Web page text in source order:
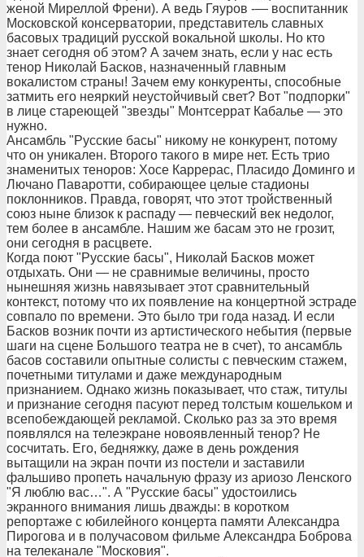
женой Миреллой Френи). А ведь Гяуров -— воспитанник
Московской консерватории, представитель славных
басовых традиций русской вокальной школы. Но кто
знает сегодня об этом? А зачем знать, если у нас есть
тенор Николай Басков, назначенный главным
вокалистом страны! Зачем ему конкуренты, способные
затмить его неяркий неустойчивый свет? Вот "подпорки"
в лице стареющей "звезды" Монтсеррат Кабалье — это
нужно.
Ансамбль "Русские басы" никому не конкурент, потому
что он уникален. Второго такого в мире нет. Есть трио
знаменитых теноров: Хосе Каррерас, Пласидо Доминго и
Лючано Паваротти, собирающее целые стадионы
поклонников. Правда, говорят, что этот тройственный
союз ныне близок к распаду — певческий век недолог,
тем более в ансамбле. Нашим же басам это не грозит,
они сегодня в расцвете.
Когда поют "Русские басы", Николай Басков может
отдыхать. Они — не сравнимые величины, просто
нынешняя жизнь навязывает этот сравнительный
контекст, потому что их появление на концертной эстраде
совпало по времени. Это было три года назад. И если
Басков возник почти из артистического небытия (первые
шаги на сцене Большого театра не в счет), то ансамбль
басов составили опытные солисты с певческим стажем,
почетными титулами и даже международным
признанием. Однако жизнь показывает, что стаж, титулы
и признание сегодня пасуют перед толстым кошельком и
всепобеждающей рекламой. Сколько раз за это время
появлялся на телеэкране новоявленный тенор? Не
сосчитать. Его, бедняжку, даже в день рождения
вытащили на экран почти из постели и заставили
фальшиво пропеть начальную фразу из ариозо Ленского
"Я люблю вас…". А "Русские басы" удостоились
экранного внимания лишь дважды: в коротком
репортаже с юбилейного концерта памяти Александра
Пирогова и в получасовом фильме Александра Боброва
на телеканале "Московия".